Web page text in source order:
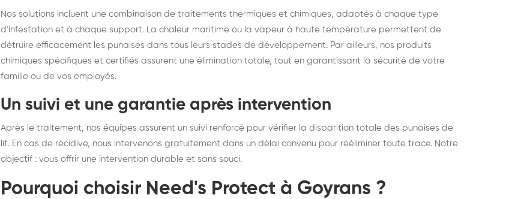
Nos solutions incluent une combinaison de traitements thermiques et chimiques, adaptés à chaque type
d'infestation et à chaque support. La chaleur maritime ou la vapeur à haute température permettent de
détruire efficacement les punaises dans tous leurs stades de développement. Par ailleurs, nos produits
chimiques spécifiques et certifiés assurent une élimination totale, tout en garantissant la sécurité de votre
famille ou de vos employés.
Un suivi et une garantie après intervention
Après le traitement, nos équipes assurent un suivi renforcé pour vérifier la disparition totale des punaises de
lit. En cas de récidive, nous intervenons gratuitement dans un délai convenu pour rééliminer toute trace. Notre
objectif : vous offrir une intervention durable et sans souci.
Pourquoi choisir Need's Protect à Goyrans ?